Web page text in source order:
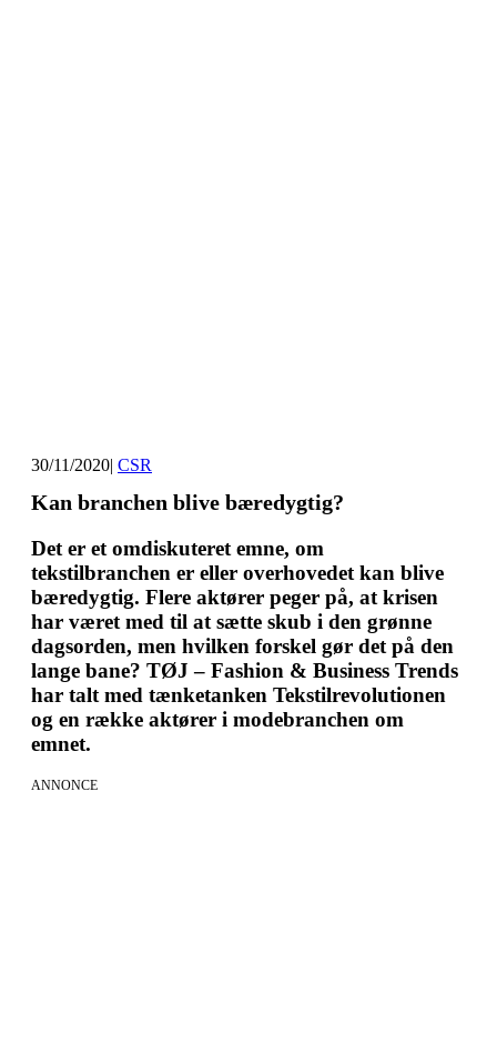
30/11/2020| CSR
Kan branchen blive bæredygtig?
Det er et omdiskuteret emne, om
tekstilbranchen er eller overhovedet kan blive
bæredygtig. Flere aktører peger på, at krisen
har været med til at sætte skub i den grønne
dagsorden, men hvilken forskel gør det på den
lange bane? TØJ – Fashion & Business Trends
har talt med tænketanken Tekstilrevolutionen
og en række aktører i modebranchen om
emnet.
ANNONCE